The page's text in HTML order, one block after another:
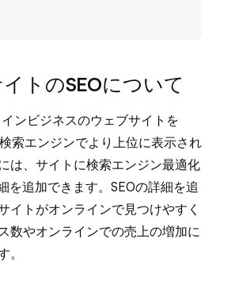
トのSEOについて
ンビジネスのウェブサイトを
索エンジンでより上位に表示され
は、サイトに検索エンジン最適化
を追加できます。SEOの詳細を追
イトがオンラインで見つけやすく
数やオンラインでの売上の増加に
。